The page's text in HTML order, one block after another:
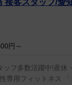
接客スタッフ/愛
円～
ッフ多数活躍中!産休
専用フィットネス